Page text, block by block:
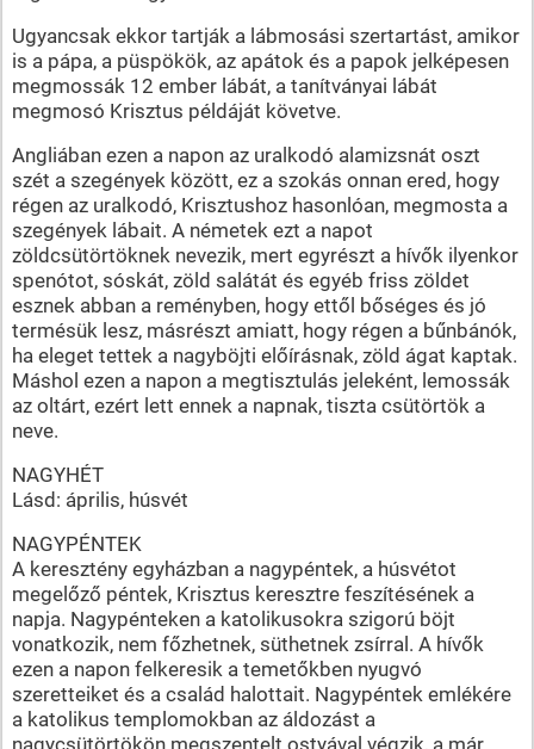
Ugyancsak ekkor tartják a lábmosási szertartást, amikor
is a pápa, a püspökök, az apátok és a papok jelképesen
megmossák 12 ember lábát, a tanítványai lábát
megmosó Krisztus példáját követve.
Angliában ezen a napon az uralkodó alamizsnát oszt
szét a szegények között, ez a szokás onnan ered, hogy
régen az uralkodó, Krisztushoz hasonlóan, megmosta a
szegények lábait. A németek ezt a napot
zöldcsütörtöknek nevezik, mert egyrészt a hívők ilyenkor
spenótot, sóskát, zöld salátát és egyéb friss zöldet
esznek abban a reményben, hogy ettől bőséges és jó
termésük lesz, másrészt amiatt, hogy régen a bűnbánók,
ha eleget tettek a nagyböjti előírásnak, zöld ágat kaptak.
Máshol ezen a napon a megtisztulás jeleként, lemossák
az oltárt, ezért lett ennek a napnak, tiszta csütörtök a
neve.
NAGYHÉT
Lásd: április, húsvét
NAGYPÉNTEK
A keresztény egyházban a nagypéntek, a húsvétot
megelőző péntek, Krisztus keresztre feszítésének a
napja. Nagypénteken a katolikusokra szigorú böjt
vonatkozik, nem főzhetnek, süthetnek zsírral. A hívők
ezen a napon felkeresik a temetőkben nyugvó
szeretteiket és a család halottait. Nagypéntek emlékére
a katolikus templomokban az áldozást a
nagycsütörtökön megszentelt ostyával végzik, a már